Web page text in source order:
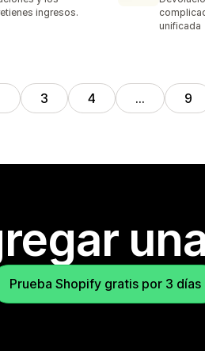
ingresos.
unificada
3 4 … 9
Prueba Shopify gratis por 3 días